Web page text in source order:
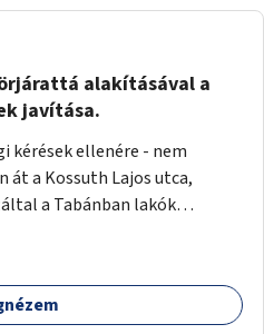
alakításával a
javítása.
kérések ellenére - nem
át a Kossuth Lajos utca,
a Tabánban lakók
iskola és óvoda is van a
lenne, ha a 178-as